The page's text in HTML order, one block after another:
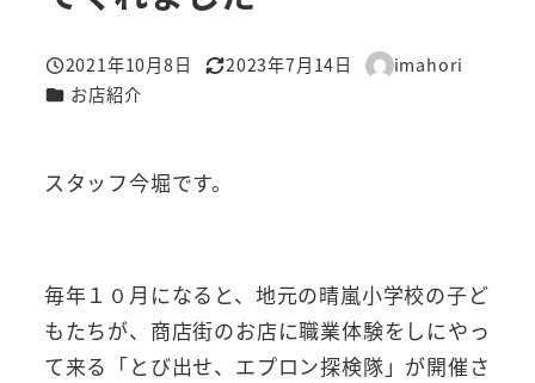
投稿日
2021年10月8日
更新日
2023年7月14日
著
imahori
カテゴリー
お店紹介
スタッフ今堀です。
毎年１０月になると、地元の晴嵐小学校の子ど
もたちが、商店街のお店に職業体験をしにやっ
て来る「とび出せ、エプロン探検隊」が開催さ